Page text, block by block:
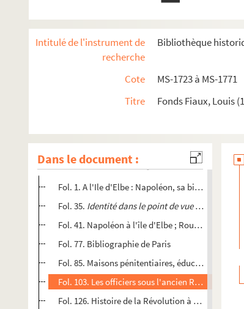
Intitulé de l'instrument de
recherche
Bibliothèque
Cote
MS-1723 à MS-1771
Titre
Fonds Fiaux, Louis
Dans le document :
Etudes relatives à la médecine et à la police des
Documentation relative à
Manon Lescaut
8-MS-1738. Notes sur la Corse
8-MS-1739. Notes pourRouget de l'Isle
et la
Fol. 1. A l'Ile d'Elbe : Napoléon, sa bibliothèque
Fol. 35. Identité dans le point de vue: notes de
Fol. 41. Napoléon à l'île d'Elbe ; Rouget de l'Isle
Fol. 77. Bibliographie de Paris
Fol. 85. Maisons pénitentiaires, éducateurs
Fol. 103. Les officiers sous l'ancien Régime ;
Fol. 126. Histoire de la Révolution à Marseille et